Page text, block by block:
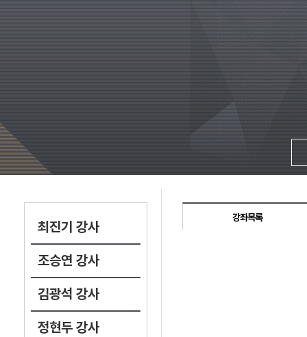
최진기 강사
조승연 강사
김광석 강사
정현두 강사
강좌목록